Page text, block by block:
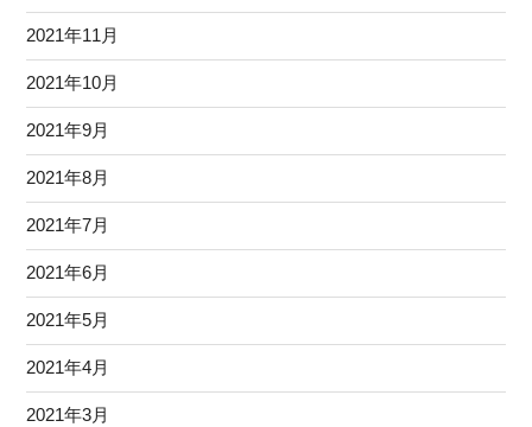
2021年11月
2021年10月
2021年9月
2021年8月
2021年7月
2021年6月
2021年5月
2021年4月
2021年3月